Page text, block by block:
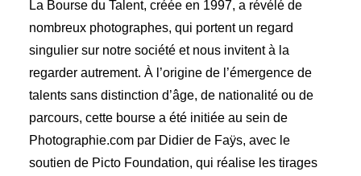
La Bourse du Talent, créée en 1997, a révélé de
nombreux photographes, qui portent un regard
singulier sur notre société et nous invitent à la
regarder autrement. À l’origine de l’émergence de
talents sans distinction d’âge, de nationalité ou de
parcours, cette bourse a été initiée au sein de
Photographie.com par Didier de Faÿs, avec le
soutien de Picto Foundation, qui réalise les tirages